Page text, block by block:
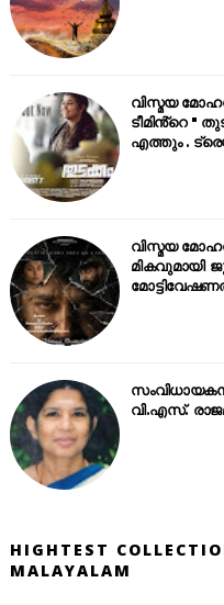
വിസ്മയ
ടീമിൻ്റെ "
എത്തും .
വിസ്മയ
സംവിധായകൻ
വി.എസ്.
HIGHTEST
MALAYALAM